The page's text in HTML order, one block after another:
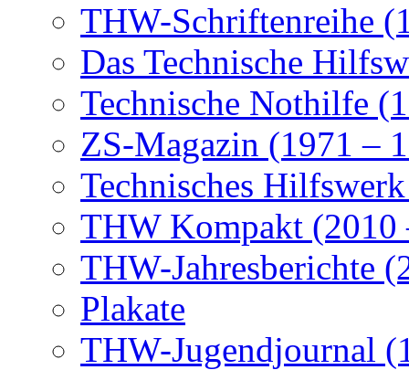
THW-Schriftenreihe
Das Technische
Technische Nothilfe
ZS-Magazin (1971 –
Technisches
THW Kompakt (2010
THW-Jahresberichte
Plakate
THW-Jugendjournal